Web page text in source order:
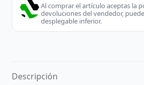
Al comprar el artículo aceptas la
devoluciones del vendedor,
desplegable inferior.
Descripción